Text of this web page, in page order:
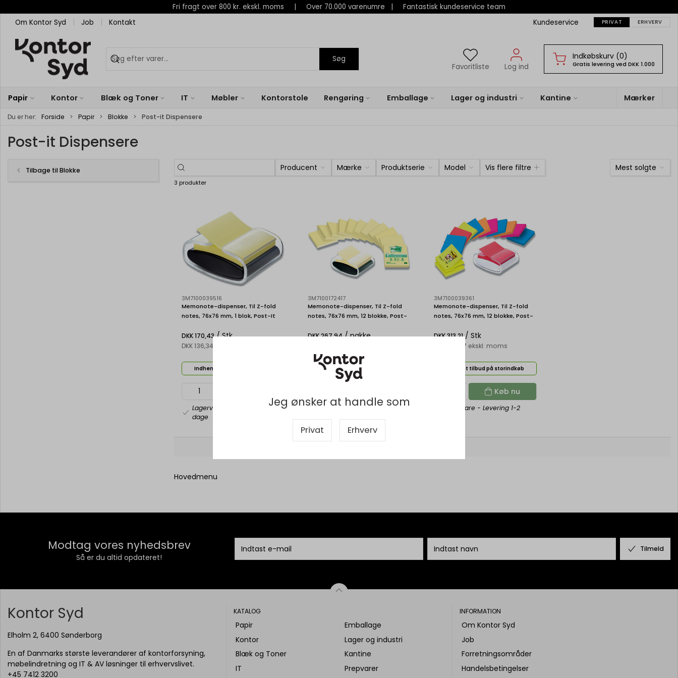
Fri fragt over 800 kr. ekskl. moms | Over 70.000 varenumre | Fantastisk kundeservice team
Om Kontor Syd
Job Kontakt Kundeservice PRIVAT ERHVERV
Søg
Favoritliste
Log ind
Indkøbskurv (0)
Gratis levering ved DKK 1.000
Papir Kontor Blæk og Toner IT Møbler Kontorstole Rengøring Emballage Lager og industri Kantine Mærker
Du er her: Forside Papir Blokke Post-it Dispensere
Jeg ønsker at handle som
Privat Erhverv
Post-it Dispensere
Tilbage til Blokke Producent Mærke Produktserie Model Vis flere filtre Mest solgte
3 produkter
3M7100039516
Memonote-dispenser, Til Z-fold
notes, 76x76 mm, 1 blok, Post-It
DKK 170,43 / Stk
DKK 136,34 ekskl. moms
Indhent tilbud på storindkøb
Lagervare
dage
3M7100172417
Memonote-dispenser, Til Z-fold
notes, 76x76 mm, 12 blokke, Post-
DKK 267,94 / pakke
Indhent tilbud på storindkøb
Bestillingsvare - Levering 3-8
3M7100039361
Memonote-dispenser, Til Z-fold
notes, 76x76 mm, 12 blokke, Post-
DKK 313,21 / Stk
DKK 250,57 ekskl. moms
Indhent tilbud på storindkøb
Køb nu
Lagervare - Levering 1-2
Hovedmenu
Modtag vores nyhedsbrev
Så er du altid opdateret!
Tilmeld
Kontor Syd
Elholm 2, 6400 Sønderborg
En af Danmarks største leverandører af kontorforsyning,
møbelindretning og IT & AV løsninger til erhvervslivet.
+45 7412 3200
KATALOG
Papir
Kontor
Blæk og Toner
IT
Emballage
Lager og industri
Kantine
Prepvarer
INFORMATION
Om Kontor Syd
Job
Forretningsområder
Handelsbetingelser